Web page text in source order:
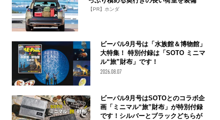
【PR】ホンダ
ビーパル9月号は「水族館＆博物館」
大特集！ 特別付録は「SOTO ミニマ
ル“旅”財布」です！
2026.08.07
ビーパル9月号はSOTOとのコラボ企
画「ミニマル“旅”財布」が特別付録
です！シルバーとブラックどちらが